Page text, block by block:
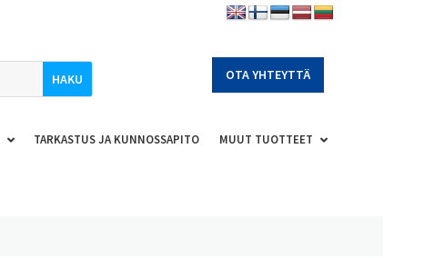
OTA YHTEYTTÄ
TARKASTUS JA KUNNOSSAPITO MUUT TUOTTEET